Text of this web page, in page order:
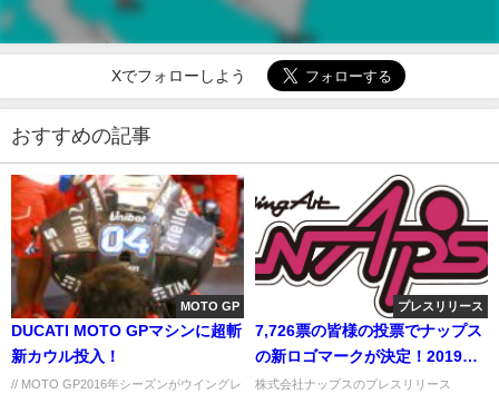
Xでフォローしよう
おすすめの記事
MOTO GP
DUCATI MOTO GPマシンに超斬
新カウル投入！
// MOTO GP2016年シーズンがウイングレ
プレスリリース
7,726票の皆様の投票でナップス
の新ロゴマークが決定！2019年2
月よりホ ームページ・店舗看板
株式会社ナップスのプレスリリース